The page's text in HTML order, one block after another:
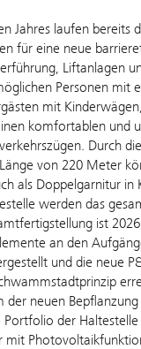
Jahres laufen bereits
für eine neue
Liftanlagen
Personen mit
mit
komfortablen und
Durch
von 220 Meter
als Doppelgarnitur in
werden das
ist
an den
und die neue
der neuen
der
mit